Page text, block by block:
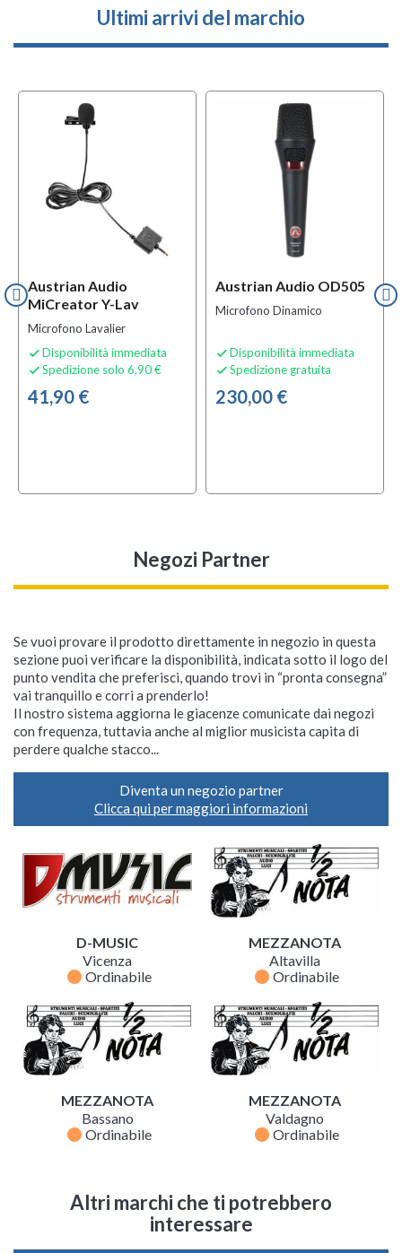
Ultimi arrivi del marchio
Austrian Audio
MiCreator Y-Lav
Microfono Lavalier
 Disponibilità immediata
 Spedizione solo 6,90 €
41,90 €
Austrian Audio OD505
Microfono Dinamico
 Disponibilità immediata
 Spedizione gratuita
230,00 €
Negozi Partner
Se vuoi provare il prodotto direttamente in negozio in questa
sezione puoi verificare la disponibilità, indicata sotto il logo del
punto vendita che preferisci, quando trovi in “pronta consegna”
vai tranquillo e corri a prenderlo!
Il nostro sistema aggiorna le giacenze comunicate dai negozi
con frequenza, tuttavia anche al miglior musicista capita di
perdere qualche stacco...
Diventa un negozio partner
Clicca qui per maggiori informazioni
D-MUSIC
Vicenza
fiber_manual_record Ordinabile
MEZZANOTA
Altavilla
fiber_manual_record Ordinabile
MEZZANOTA
Bassano
fiber_manual_record Ordinabile
MEZZANOTA
Valdagno
fiber_manual_record Ordinabile
Altri marchi che ti potrebbero
interessare